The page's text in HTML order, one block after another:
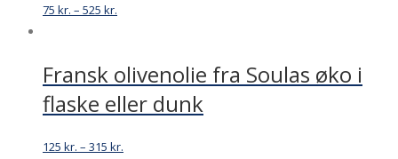
75 kr. – 525 kr.
Fransk olivenolie fra Soulas øko i
flaske eller dunk
125 kr. – 315 kr.